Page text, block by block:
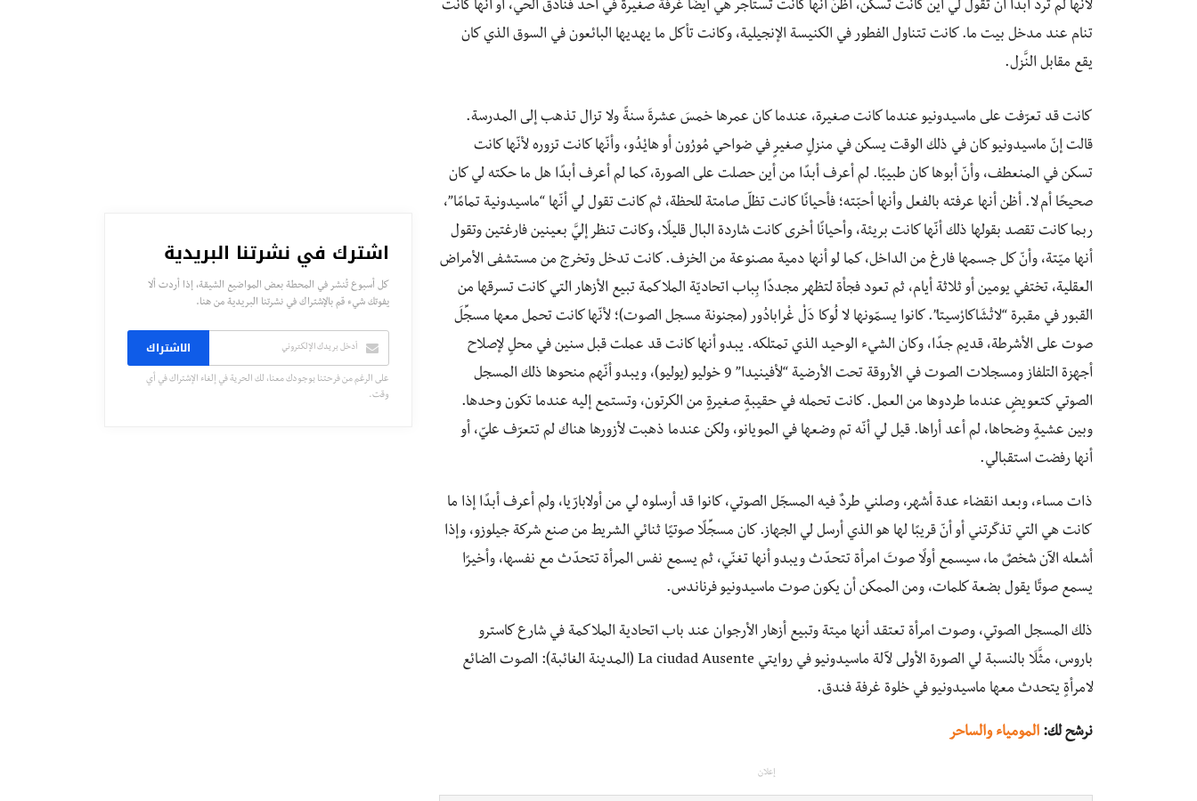
لأنها لم ترد أبدًا أن تقول لي أين كانت تسكن، أظنّ أنها كانت تستأجر هي أيضًا غرفةً صغيرةً في أحد فنادق الحي، أو أنّها كانت
تنام عند مدخل بيت ما. كانت تتناول الفطور في الكنيسة الإنجيلية، وكانت تأكل ما يهديها البائعون في السوق الذي كان
يقع مقابل النَّزل.
كانت قد تعرّفت على ماسيدونيو عندما كانت صغيرة، عندما كان عمرها خمسَ عشرةَ سنةً ولا تزال تذهب إلى المدرسة.
قالت إنّ ماسيدونيو كان في ذلك الوقت يسكن في منزلٍ صغيرٍ في ضواحي مُورُون أو هايْدُو، وأنّها كانت تزوره لأنّها كانت
تسكن في المنعطف، وأنّ أبوها كان طبيبًا. لم أعرف أبدًا من أين حصلت على الصورة، كما لم أعرف أبدًا هل ما حكته لي كان
صحيحًا أم لا. أظن أنها عرفته بالفعل وأنها أحبّته؛ فأحيانًا كانت تظلّ صامتة للحظة، ثم كانت تقول لي أنّها “ماسيدونية تمامًا”،
ربما كانت تقصد بقولها ذلك أنّها كانت بريئة، وأحيانًا أخرى كانت شاردة البال قليلًا، وكانت تنظر إليَّ بعينين فارغتين وتقول
أنها ميّتة، وأنّ كل جسمها فارغ من الداخل، كما لو أنها دمية مصنوعة من الخزف. كانت تدخل وتخرج من مستشفى الأمراض
العقلية، تختفي يومين أو ثلاثة أيام، ثم تعود فجأة لتظهر مجددًا بِباب اتحاديّة الملاكمة تبيع الأزهار التي كانت تسرقها من
القبور في مقبرة “لاتْشَاكارْسيتا”. كانوا يسمّونها لا لُوكا دَلْ غْرابادُور (مجنونة مسجل الصوت)؛ لأنّها كانت تحمل معها مسجِّلَ
صوت على الأشرطة، قديم جدًا، وكان الشيء الوحيد الذي تمتلكه. يبدو أنها كانت قد عملت قبل سنين في محلٍ لإصلاح
أجهزة التلفاز ومسجلات الصوت في الأروقة تحت الأرضية “لأفينيدا” 9 خوليو (يوليو)، ويبدو أنّهم منحوها ذلك المسجل
الصوتي كتعويضٍ عندما طردوها من العمل. كانت تحمله في حقيبةٍ صغيرةٍ من الكرتون، وتستمع إليه عندما تكون وحدها.
وبين عشيةٍ وضحاها، لم أعد أراها. قيل لي أنّه تم وضعها في المويانو، ولكن عندما ذهبت لأزورها هناك لم تتعرّف عليّ، أو
أنها رفضت استقبالي.
ذات مساء، وبعد انقضاء عدة أشهر، وصلني طردٌ فيه المسجّل الصوتي، كانوا قد أرسلوه لي من أولابارّيا، ولم أعرف أبدًا إذا ما
كانت هي التي تذكّرتني أو أنّ قريبًا لها هو الذي أرسل لي الجهاز. كان مسجِّلًا صوتيًا ثنائي الشريط من صنع شركة جيلوزو، وإذا
أشعله الآن شخصٌ ما، سيسمع أولًا صوتَ امرأة تتحدّث ويبدو أنها تغنّي، ثم يسمع نفس المرأة تتحدّث مع نفسها، وأخيرًا
يسمع صوتًا يقول بضعة كلمات، ومن الممكن أن يكون صوت ماسيدونيو فرناندس.
ذلك المسجل الصوتي، وصوت امرأة تعتقد أنها ميتة وتبيع أزهار الأرجوان عند باب اتحادية الملاكمة في شارع كاسترو
باروس، مثَّلَا بالنسبة لي الصورة الأولى لآلة ماسيدونيو في روايتي La ciudad Ausente (المدينة الغائبة): الصوت الضائع
لامرأةٍ يتحدث معها ماسيدونيو في خلوة غرفة فندق.
نرشح لك: المومياء والساحر
إعلان
اشترك في نشرتنا البريدية
كل أسبوع تُنشر في المحطة بعض المواضيع الشيقة، إذا أردت ألا
يفوتك شيء قم بالإشتراك في نشرتنا البريدية من هنا.
الاشتراك
على الرغم من فرحتنا بوجودك معنا، لك الحرية في إلغاء الإشتراك في أي
وقت.